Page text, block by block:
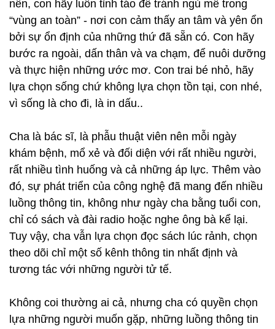
nên, con hãy luôn tỉnh táo để tránh ngủ mê trong
“vùng an toàn” - nơi con cảm thấy an tâm và yên ổn
bởi sự ổn định của những thứ đã sẵn có. Con hãy
bước ra ngoài, dấn thân và va chạm, để nuôi dưỡng
và thực hiện những ước mơ. Con trai bé nhỏ, hãy
lựa chọn sống chứ không lựa chọn tồn tại, con nhé,
vì sống là cho đi, là in dấu..
Cha là bác sĩ, là phẫu thuật viên nên mỗi ngày
khám bệnh, mổ xẻ và đối diện với rất nhiều người,
rất nhiều tình huống và cả những áp lực. Thêm vào
đó, sự phát triển của công nghệ đã mang đến nhiều
luồng thông tin, không như ngày cha bằng tuổi con,
chỉ có sách và đài radio hoặc nghe ông bà kể lại.
Tuy vậy, cha vẫn lựa chọn đọc sách lúc rảnh, chọn
theo dõi chỉ một số kênh thông tin nhất định và
tương tác với những người tử tế.
Không coi thường ai cả, nhưng cha có quyền chọn
lựa những người muốn gặp, những luồng thông tin